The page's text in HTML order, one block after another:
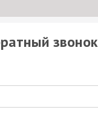
звонок